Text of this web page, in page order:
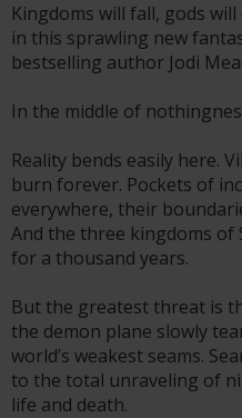
Kingdoms will fall, gods
in this sprawling new
bestselling author Jodi
In the middle of
Reality bends easily here.
burn forever. Pockets of
everywhere, their
And the three kingdoms of
for a thousand years.
But the greatest threat is
the demon plane slowly
world’s weakest seams.
to the total unraveling of
life and death.